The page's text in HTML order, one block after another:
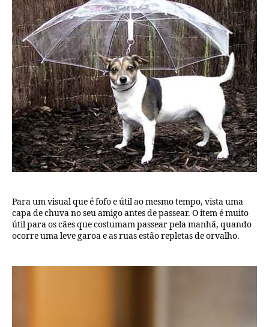
Para um visual que é fofo e útil ao mesmo tempo, vista uma
capa de chuva no seu amigo antes de passear. O item é muito
útil para os cães que costumam passear pela manhã, quando
ocorre uma leve garoa e as ruas estão repletas de orvalho.